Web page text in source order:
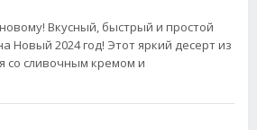
Вкусный, быстрый и простой
Новый 2024 год! Этот яркий десерт из
со сливочным кремом и